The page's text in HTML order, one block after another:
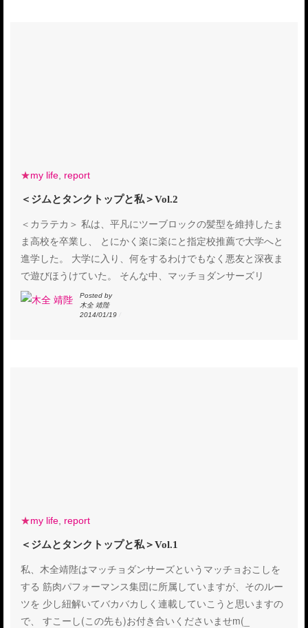
★my life report
＜ジムとタンクトップと私＞Vol.2
＜カラテカ＞ 私は、平凡にツーブロックの髪型を維持したま
ま高校を卒業し、 とにかく楽に楽にと指定校推薦で大学へと
進学した。 大学に入り、何をするわけでもなく悪友と深夜ま
で遊びほうけていた。 そんな中、マッチョダンサーズリ
Posted by
木全 靖陛
2014/01/19
★my life report
＜ジムとタンクトップと私＞Vol.1
私、木全靖陛はマッチョダンサーズというマッチョおこしを
する 筋肉パフォーマンス集団に所属していますが、そのルー
ツを 少し紐解いてバカバカしく連載していこうと思いますの
で、 すこーし(この先も)お付き合いくださいませm(_